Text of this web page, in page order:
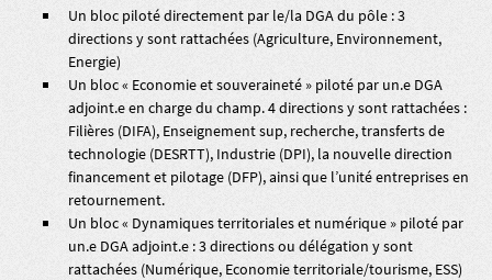
Un bloc piloté directement par le/la DGA du pôle : 3
directions y sont rattachées (Agriculture, Environnement,
Energie)
Un bloc « Economie et souveraineté » piloté par un.e DGA
adjoint.e en charge du champ. 4 directions y sont rattachées :
Filières (DIFA), Enseignement sup, recherche, transferts de
technologie (DESRTT), Industrie (DPI), la nouvelle direction
financement et pilotage (DFP), ainsi que l’unité entreprises en
retournement.
Un bloc « Dynamiques territoriales et numérique » piloté par
un.e DGA adjoint.e : 3 directions ou délégation y sont
rattachées (Numérique, Economie territoriale/tourisme, ESS)